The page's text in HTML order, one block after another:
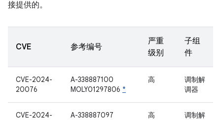
接提供的。
CVE 参考编号
严重
级别
子组
件
CVE-2024-
20076
A-338887100
MOLY01297806 *
高
调制解
调器
CVE-2024-
A-338887097
高
调制解